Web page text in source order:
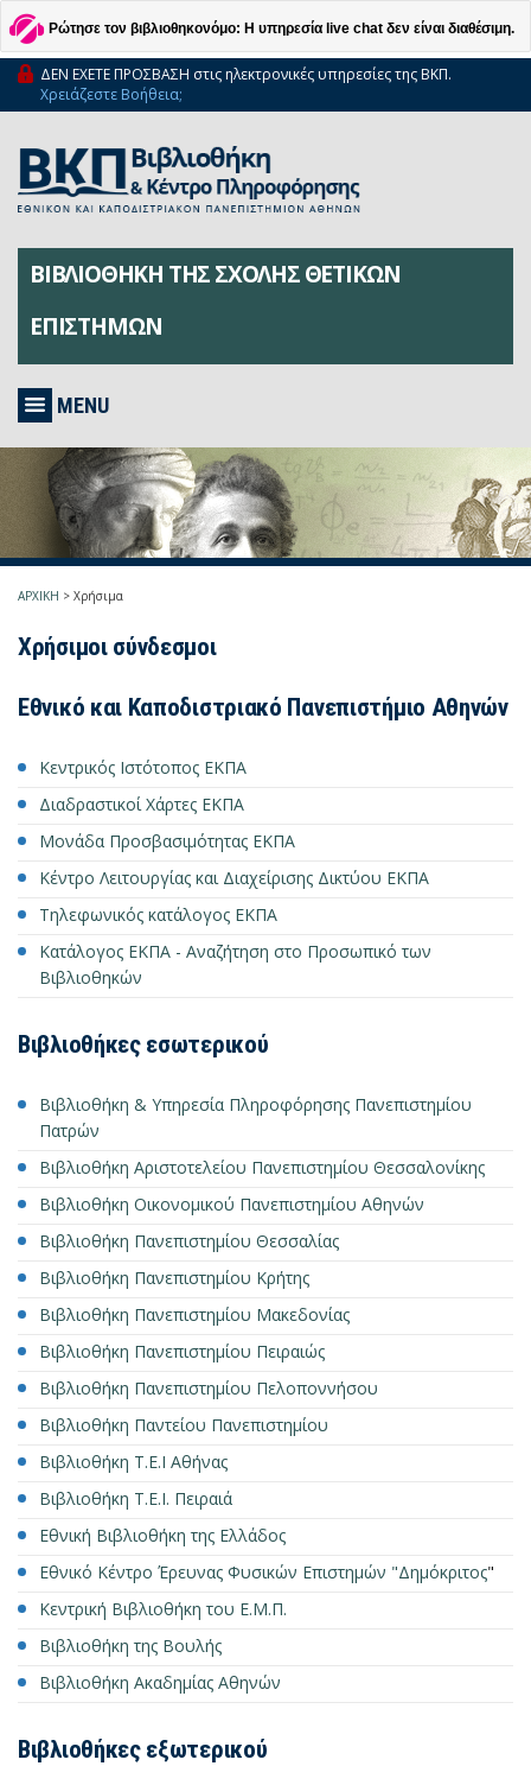
Ρώτησε τον βιβλιοθηκονόμο: Η υπηρεσία live chat δεν είναι διαθέσιμη.
ΔΕΝ ΕΧΕΤΕ ΠΡΟΣΒΑΣΗ στις ηλεκτρονικές υπηρεσίες της ΒΚΠ.
Χρειάζεστε Βοήθεια;
ΒΙΒΛΙΟΘΗΚΗ ΤΗΣ ΣΧΟΛΗΣ ΘΕΤΙΚΩΝ
ΕΠΙΣΤΗΜΩΝ
MENU
ΑΡΧΙΚΗ > Χρήσιμα
Χρήσιμοι σύνδεσμοι
Εθνικό και Καποδιστριακό Πανεπιστήμιο Αθηνών
Κεντρικός Ιστότοπος ΕΚΠΑ
Διαδραστικοί Χάρτες ΕΚΠΑ
Μονάδα Προσβασιμότητας ΕΚΠΑ
Κέντρο Λειτουργίας και Διαχείρισης Δικτύου ΕΚΠΑ
Τηλεφωνικός κατάλογος ΕΚΠΑ
Κατάλογος ΕΚΠΑ - Αναζήτηση στο Προσωπικό των
Βιβλιοθηκών
Βιβλιοθήκες εσωτερικού
Βιβλιοθήκη & Υπηρεσία Πληροφόρησης Πανεπιστημίου
Πατρών
Βιβλιοθήκη Αριστοτελείου Πανεπιστημίου Θεσσαλονίκης
Βιβλιοθήκη Οικονομικού Πανεπιστημίου Αθηνών
Βιβλιοθήκη Πανεπιστημίου Θεσσαλίας
Βιβλιοθήκη Πανεπιστημίου Κρήτης
Βιβλιοθήκη Πανεπιστημίου Μακεδονίας
Βιβλιοθήκη Πανεπιστημίου Πειραιώς
Βιβλιοθήκη Πανεπιστημίου Πελοποννήσου
Βιβλιοθήκη Παντείου Πανεπιστημίου
Βιβλιοθήκη Τ.Ε.Ι Αθήνας
Βιβλιοθήκη Τ.Ε.Ι. Πειραιά
Εθνική Βιβλιοθήκη της Ελλάδος
Εθνικό Κέντρο Έρευνας Φυσικών Επιστημών "Δημόκριτος"
Κεντρική Βιβλιοθήκη του Ε.Μ.Π.
Βιβλιοθήκη της Βουλής
Βιβλιοθήκη Ακαδημίας Αθηνών
Βιβλιοθήκες εξωτερικού